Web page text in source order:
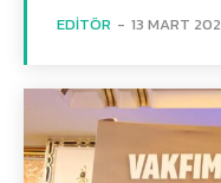
EDITÖR - 13 MART